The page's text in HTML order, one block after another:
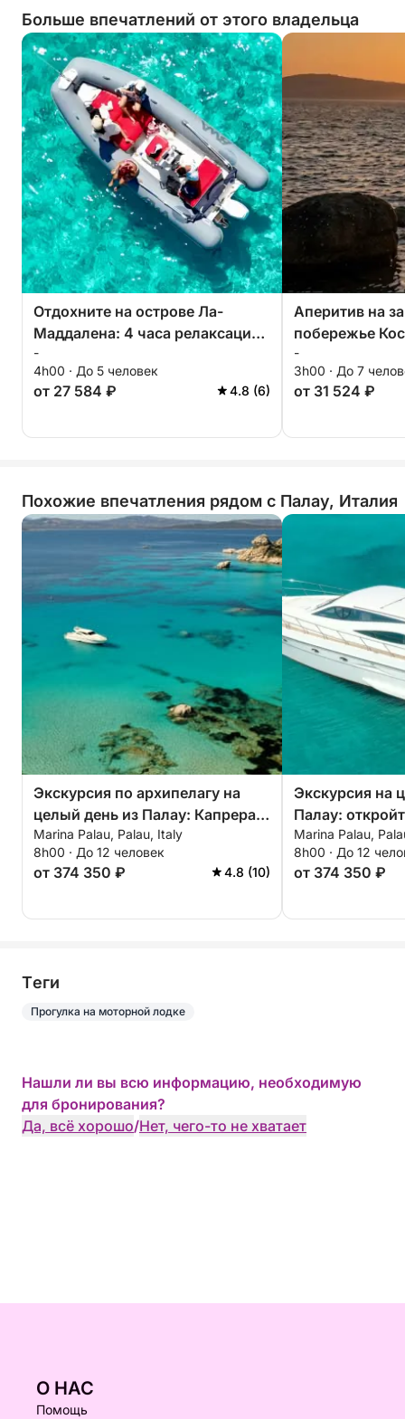
Больше впечатлений от этого владельца
Отдохните на острове Ла-
Маддалена: 4 часа релаксации
на архипелаге.
-
4h00 · До 5 человек
от 27 584 ₽ 4.8 (6)
Аперитив на
побережье
-
3h00 · До 7
от 31 524 ₽
Похожие впечатления рядом с Палау, Италия
Экскурсия по архипелагу на
целый день из Палау: Капрера,
Маддалена, Спарги и Буделли
Marina Palau, Palau, Italy
8h00 · До 12 человек
от 374 350 ₽ 4.8 (10)
Экскурсия на
Палау:
Капреру и
Marina Palau,
8h00 · До 12
от 374 350 ₽
Tеги
Прогулка на моторной лодке
Нашли ли вы всю информацию, необходимую
для бронирования?
Да, всё хорошо/Нет, чего-то не хватает
О НАС
Помощь